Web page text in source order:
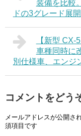
装備を比較
ドの3グレード展開
【新型
車種同時に
別仕様車、エンジ
コメントをどう
メールアドレスが公開さ
須項目です